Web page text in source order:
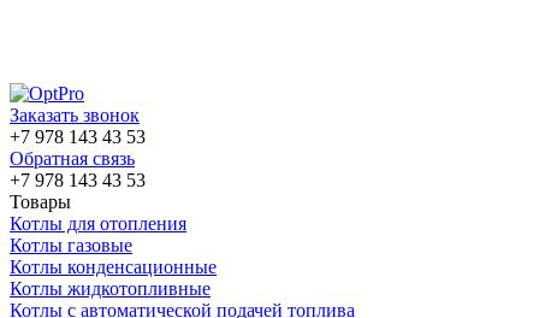
Заказать звонок
+7 978 143 43 53
Обратная связь
+7 978 143 43 53
Товары
Котлы для отопления
Котлы газовые
Котлы конденсационные
Котлы жидкотопливные
Котлы с автоматической подачей топлива